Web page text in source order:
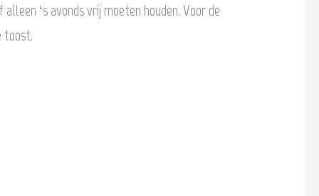
‘s avonds vrij moeten houden. Voor de
toost.